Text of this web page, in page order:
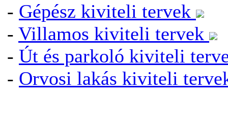
- Gépész kiviteli tervek
- Villamos kiviteli tervek
- Út és parkoló kiviteli
- Orvosi lakás kiviteli